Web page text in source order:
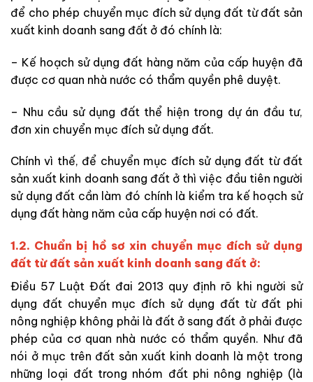
để cho phép chuyển mục đích sử dụng đất từ đất sản
xuất kinh doanh sang đất ở đó chính là:
– Kế hoạch sử dụng đất hàng năm của cấp huyện đã
được cơ quan nhà nước có thẩm quyền phê duyệt.
– Nhu cầu sử dụng đất thể hiện trong dự án đầu tư,
đơn xin chuyển mục đích sử dụng đất.
Chính vì thế, để chuyển mục đích sử dụng đất từ đất
sản xuất kinh doanh sang đất ở thì việc đầu tiên người
sử dụng đất cần làm đó chính là kiểm tra kế hoạch sử
dụng đất hàng năm của cấp huyện nơi có đất.
1.2. Chuẩn bị hồ sơ xin chuyển mục đích sử dụng
đất từđất sản xuất kinh doanh sang đất ở:
Điều 57 Luật Đất đai 2013 quy định rõ khi người sử
dụng đất chuyển mục đích sử dụng đất từ đất phi
nông nghiệp không phải là đất ở sang đất ở phải được
phép của cơ quan nhà nước có thẩm quyền. Như đã
nói ở mục trên đất sản xuất kinh doanh là một trong
những loại đất trong nhóm đất phi nông nghiệp (là